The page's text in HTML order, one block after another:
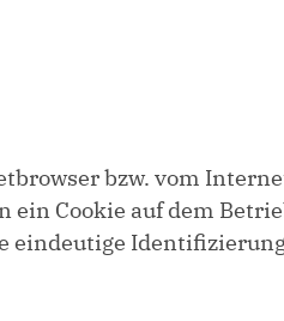
bzw. vom
ein Cookie auf dem
eindeutige